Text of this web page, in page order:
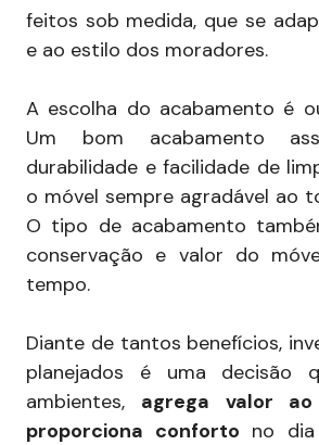
feitos sob medida, que se
e ao estilo dos moradores.
A escolha do acabamento é
Um bom acabamento
durabilidade e facilidade de
o móvel sempre agradável ao
O tipo de acabamento
conservação e valor do
tempo.
Diante de tantos benefícios,
planejados é uma decisão
ambientes, agrega valor
proporciona conforto no